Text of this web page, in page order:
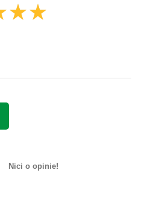
Nici o opinie!